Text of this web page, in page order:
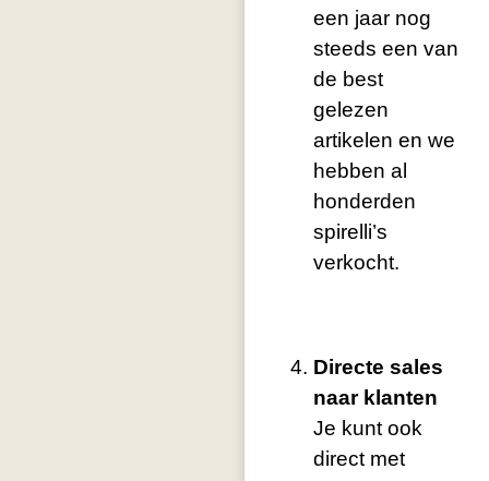
een jaar nog
steeds een van
de best
gelezen
artikelen en we
hebben al
honderden
spirelli’s
verkocht.
Directe sales
naar klanten
Je kunt ook
direct met